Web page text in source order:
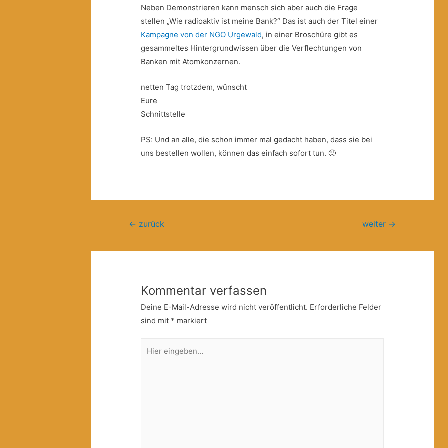
Neben Demonstrieren kann mensch sich aber auch die Frage
stellen „Wie radioaktiv ist meine Bank?“ Das ist auch der Titel einer
Kampagne von der NGO Urgewald, in einer Broschüre gibt es
gesammeltes Hintergrundwissen über die Verflechtungen von
Banken mit Atomkonzernen.
netten Tag trotzdem, wünscht
Eure
Schnittstelle
PS: Und an alle, die schon immer mal gedacht haben, dass sie bei
uns bestellen wollen, können das einfach sofort tun. 🙂
Beitragsnavigation
← zurück weiter →
Kommentar verfassen
Deine E-Mail-Adresse wird nicht veröffentlicht. Erforderliche Felder
sind mit * markiert
eingeben…